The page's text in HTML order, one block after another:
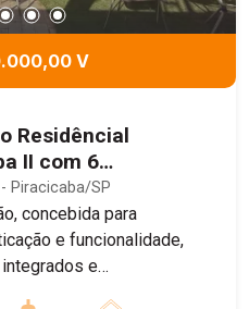
V
Residêncial
II com 6
674,55m² -
Piracicaba/SP
concebida para
e funcionalidade,
e